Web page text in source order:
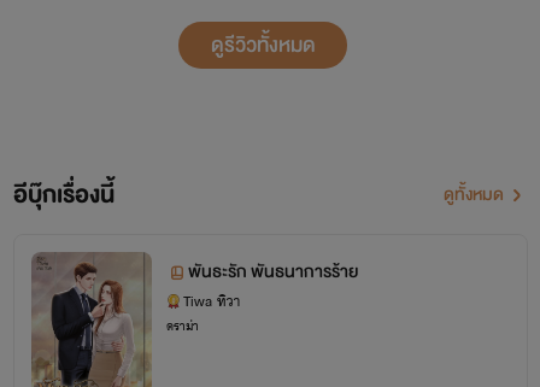
ดูรีวิวทั้งหมด
อีบุ๊กเรื่องนี้ ดูทั้งหมด
พันธะรัก พันธนาการร้าย
Tiwa ทิวา
ดราม่า